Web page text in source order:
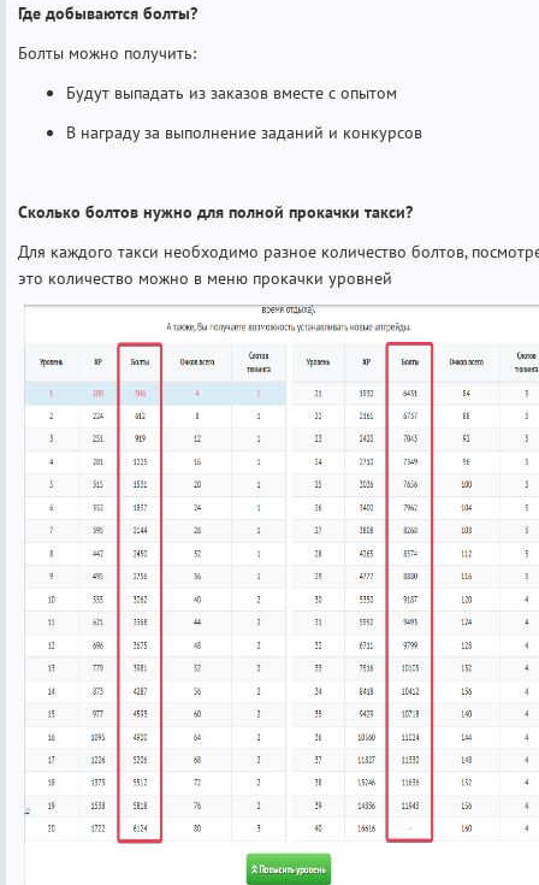
Где добываются болты?
Болты можно получить:
Будут выпадать из заказов вместе с опытом
В награду за выполнение заданий и конкурсов
Сколько болтов нужно для полной прокачки такси?
Для каждого такси необходимо разное количество болтов,
это количество можно в меню прокачки уровней